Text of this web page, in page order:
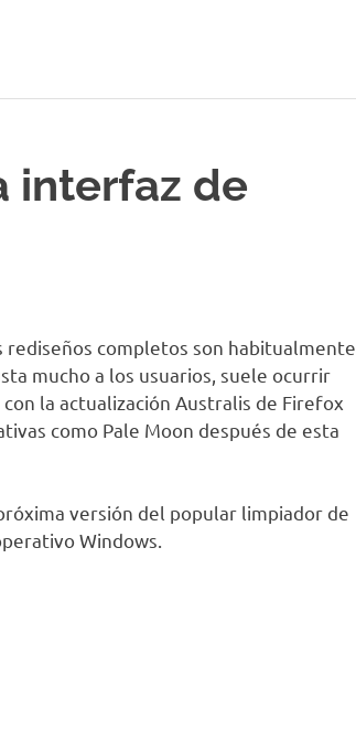
interfaz de
rediseños completos son habitualmente
mucho a los usuarios, suele ocurrir
la actualización Australis de Firefox
como Pale Moon después de esta
versión del popular limpiador de
Windows.